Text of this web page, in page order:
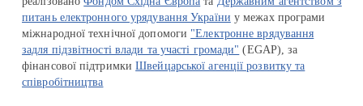
питань електронного урядування України у межах програми
міжнародної технічної допомоги "Електронне врядування
задля підзвітності влади та участі громади" (EGAP), за
фінансової підтримкиШвейцарської агенції розвитку та
співробітництва